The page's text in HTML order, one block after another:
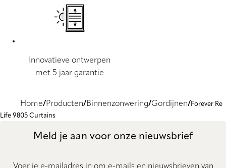
Innovatieve ontwerpen
met 5 jaar garantie
Home Producten Binnenzonwering Gordijnen
Forever Re
Life 9805 Curtains
Meld je aan voor onze nieuwsbrief
Voer je e-mailadres in om e-mails en nieuwsbrieven van